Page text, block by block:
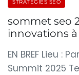
STRATÉGIES SEO
sommet seo
innovations
EN BREF Lieu :
Summit 2025